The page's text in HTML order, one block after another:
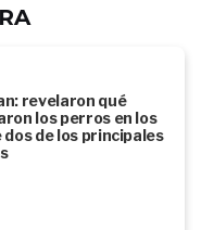
revelaron qué
los perros en los
dos de los principales